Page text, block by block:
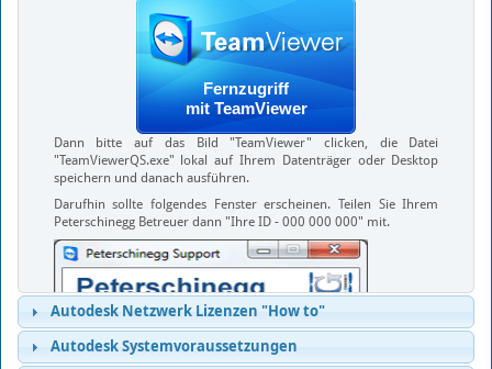
Sobald Autodesk Access installiert ist, können alle
Benutzer mit Administratorrechten manuell Updates installieren.
Um dies zu verhindern, empfehlen wir unseren Kunden,
den folgenden Registrierungsschlüssel vor dem 15. März zu
• Erstellen Sie einen neuen Schlüssel im Ordner
HKCU/Software/Autodesk/ODIS
• Name des Schlüssels: DisableManualUpdateInstall
• DWORD-Wert: 1
Autodesk Access bietet eine vielversprechende Grundlage für
zukünftige Funktionen, die den Kunden mehr Kontrolle und einen
einfacheren Zugang zu Produkt-Updates ermöglichen.
Installation älterer Autodesk Versionen
Fernzugriff
mit TeamViewer
Dann bitte auf das Bild "TeamViewer" clicken, die Datei
"TeamViewerQS.exe" lokal auf Ihrem Datenträger oder Desktop
speichern und danach ausführen.
Darufhin sollte folgendes Fenster erscheinen. Teilen Sie Ihrem
Peterschinegg Betreuer dann "Ihre ID - 000 000 000" mit.
Autodesk Netzwerk Lizenzen "How to"
Autodesk Systemvoraussetzungen